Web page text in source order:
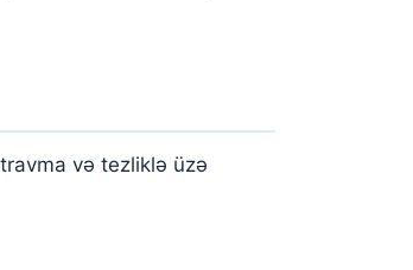
travma və tezliklə üzə